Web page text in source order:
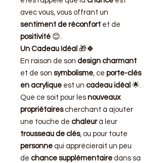
avec vous, vous offrant un
sentiment de réconfort et de
positivité 😊.
Un Cadeau Idéal 🎁🍀
En raison de son design charmant
et de son symbolisme, ce porte-clés
en acrylique est un cadeau idéal 🌟.
Que ce soit pour les nouveaux
propriétairescherchant à ajouter
une touche de chaleurà leur
trousseau de clés, ou pour toute
personne qui apprécierait un peu
de chance supplémentaire dans sa